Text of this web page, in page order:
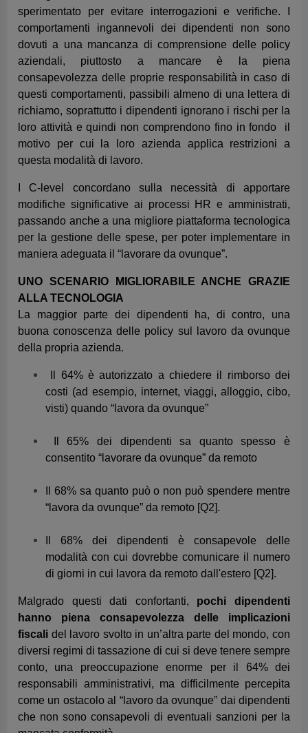
loro attività e quindi non comprendono fino in fondo il
motivo per cui la loro azienda applica restrizioni a
questa modalità di lavoro.
I C-level concordano sulla necessità di apportare
modifiche significative ai processi HR e amministrati,
passando anche a una migliore piattaforma tecnologica
per la gestione delle spese, per poter implementare in
maniera adeguata il “lavorare da ovunque”.
UNO SCENARIO MIGLIORABILE ANCHE GRAZIE
ALLA TECNOLOGIA
La maggior parte dei dipendenti ha, di contro, una
buona conoscenza delle policy sul lavoro da ovunque
della propria azienda.
Il 64% è autorizzato a chiedere il rimborso dei
costi (ad esempio, internet, viaggi, alloggio, cibo,
visti) quando “lavora da ovunque”
Il 65% dei dipendenti sa quanto spesso è
consentito “lavorare da ovunque” da remoto
Il 68% sa quanto può o non può spendere mentre
“lavora da ovunque” da remoto [Q2].
modalità con cui dovrebbe comunicare il numero
di giorni in cui lavora da remoto dall'estero [Q2].
Malgrado questi dati confortanti,
pochi dipendenti
hanno piena consapevolezza delle implicazioni
diversi regimi di tassazione di cui si deve tenere sempre
conto, una preoccupazione enorme per il 64% dei
responsabili amministrativi, ma difficilmente percepita
che non sono consapevoli di eventuali sanzioni per la
mancata conformità.
Solo il 6% dei dipendenti considera infatti le sanzioni
per sé o per il proprio datore di lavoro perché ha
inconsapevolmente trascurato le norme fiscali, mentre il
"lavoro da ovunque" è il rischio principale.
Quasi la metà, ben il 47% dei dipendenti intervistati